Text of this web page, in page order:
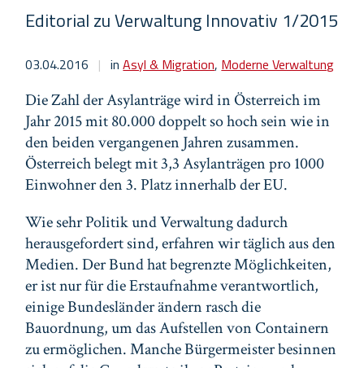
Editorial zu Verwaltung Innovativ 1/2015
03.04.2016 | inAsyl & Migration, Moderne Verwaltung
Die Zahl der Asylanträge wird in Österreich im
Jahr 2015 mit 80.000 doppelt so hoch sein wie in
den beiden vergangenen Jahren zusammen.
Österreich belegt mit 3,3 Asylanträgen pro 1000
Einwohner den 3. Platz innerhalb der EU.
Wie sehr Politik und Verwaltung dadurch
herausgefordert sind, erfahren wir täglich aus den
Medien. Der Bund hat begrenzte Möglichkeiten,
er ist nur für die Erstaufnahme verantwortlich,
einige Bundesländer ändern rasch die
Bauordnung, um das Aufstellen von Containern
zu ermöglichen. Manche Bürgermeister besinnen